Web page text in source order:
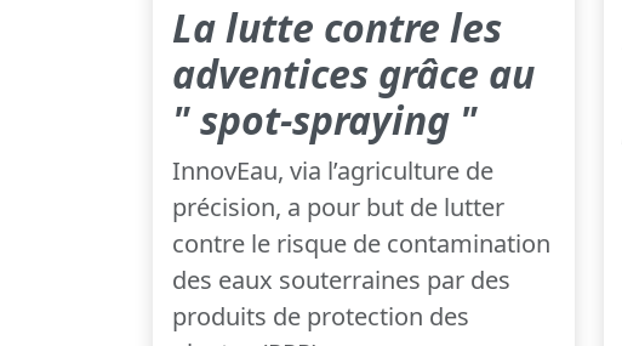
La lutte contre les
adventices grâce au
" spot-spraying "
InnovEau, via l’agriculture de
précision, a pour but de lutter
contre le risque de contamination
des eaux souterraines par des
produits de protection des